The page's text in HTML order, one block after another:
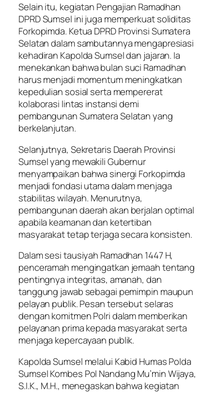
Selain itu, kegiatan Pengajian Ramadhan
DPRD Sumsel ini juga memperkuat soliditas
Forkopimda. Ketua DPRD Provinsi Sumatera
Selatan dalam sambutannya mengapresiasi
kehadiran Kapolda Sumsel dan jajaran. Ia
menekankan bahwa bulan suci Ramadhan
harus menjadi momentum meningkatkan
kepedulian sosial serta mempererat
kolaborasi lintas instansi demi
pembangunan Sumatera Selatan yang
berkelanjutan.
Selanjutnya, Sekretaris Daerah Provinsi
Sumsel yang mewakili Gubernur
menyampaikan bahwa sinergi Forkopimda
menjadi fondasi utama dalam menjaga
stabilitas wilayah. Menurutnya,
pembangunan daerah akan berjalan optimal
apabila keamanan dan ketertiban
masyarakat tetap terjaga secara konsisten.
Dalam sesi tausiyah Ramadhan 1447 H,
penceramah mengingatkan jemaah tentang
pentingnya integritas, amanah, dan
tanggung jawab sebagai pemimpin maupun
pelayan publik. Pesan tersebut selaras
dengan komitmen Polri dalam memberikan
pelayanan prima kepada masyarakat serta
menjaga kepercayaan publik.
Kapolda Sumsel melalui Kabid Humas Polda
Sumsel Kombes Pol Nandang Mu’min Wijaya,
S.I.K., M.H., menegaskan bahwa kegiatan